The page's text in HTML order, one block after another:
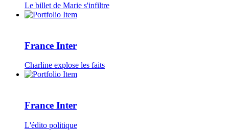
Le billet de Marie s'infiltre
France Inter
Charline explose les faits
France Inter
L'édito politique